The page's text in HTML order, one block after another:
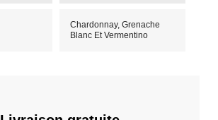
Chardonnay, Grenache
Blanc Et Vermentino